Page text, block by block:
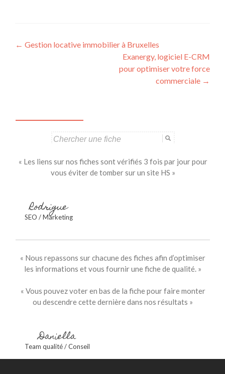
Navigation
← Gestion locative immobilier à Bruxelles
Exanergy, logiciel E-CRM
pour optimiser votre force
commerciale →
« Les liens sur nos fiches sont vérifiés 3 fois par jour pour
vous éviter de tomber sur un site HS »
Rodrigue
SEO / Marketing
« Nous repassons sur chacune des fiches afin d’optimiser
les informations et vous fournir une fiche de qualité. »
« Vous pouvez voter en bas de la fiche pour faire monter
ou descendre cette dernière dans nos résultats »
Daniella
Team qualité / Conseil